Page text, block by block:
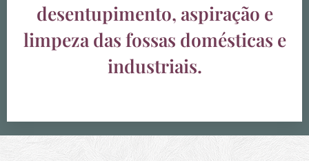
desentupimento, aspiração e
limpeza das fossas domésticas e
industriais.